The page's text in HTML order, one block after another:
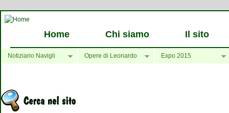
Home Chi siamo Il sito
Notiziario Navigli Opere di Leonardo Expo 2015